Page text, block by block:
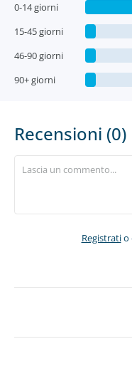
0-14 giorni
15-45 giorni
46-90 giorni
90+ giorni
Recensioni (0)
Registratio